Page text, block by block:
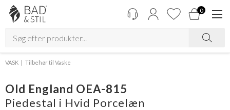
0
VASK Tilbehør til Vaske
Old England OEA-815
Piedestal i Hvid Porcelæn